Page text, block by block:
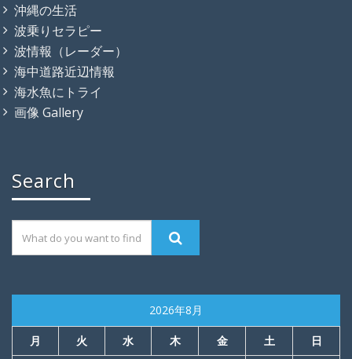
沖縄の生活
波乗りセラピー
波情報（レーダー）
海中道路近辺情報
海水魚にトライ
画像 Gallery
Search
2026年8月
月 火 水 木 金 土 日